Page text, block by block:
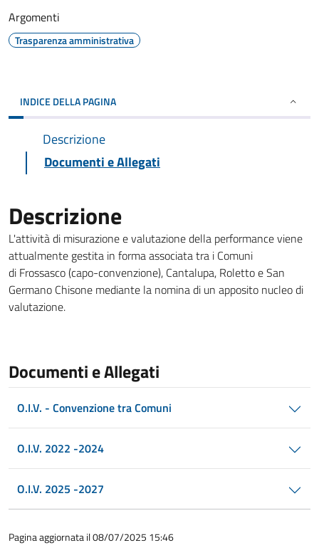
Argomenti
Trasparenza amministrativa
INDICE DELLA PAGINA
Descrizione
Documenti e Allegati
Descrizione
L'attività di misurazione e valutazione della performance viene
attualmente gestita in forma associata tra i Comuni
di Frossasco (capo-convenzione), Cantalupa, Roletto e San
Germano Chisone mediante la nomina di un apposito nucleo di
valutazione.
Documenti e Allegati
O.I.V. - Convenzione tra Comuni
O.I.V. 2022 -2024
O.I.V. 2025 -2027
Pagina aggiornata il 08/07/2025 15:46